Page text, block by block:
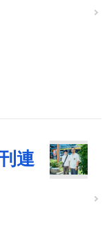
連